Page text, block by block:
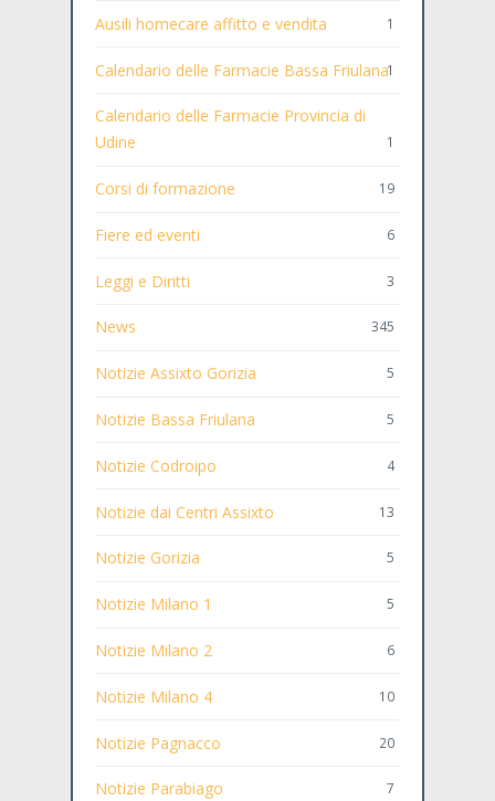
Ausili homecare affitto e vendita 1
Calendario delle Farmacie Bassa Friulana1
Calendario delle Farmacie Provincia di
Udine
1
Corsi di formazione 19
Fiere ed eventi 6
Leggi e Diritti 3
News 345
Notizie Assixto Gorizia 5
Notizie Bassa Friulana 5
Notizie Codroipo 4
Notizie dai Centri Assixto 13
Notizie Gorizia 5
Notizie Milano 1 5
Notizie Milano 2 6
Notizie Milano 4 10
Notizie Pagnacco 20
Notizie Parabiago 7